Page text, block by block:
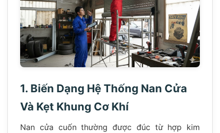
1. Biến Dạng Hệ Thống Nan Cửa
Và Kẹt Khung Cơ Khí
Nan cửa cuốn thường được đúc từ hợp kim